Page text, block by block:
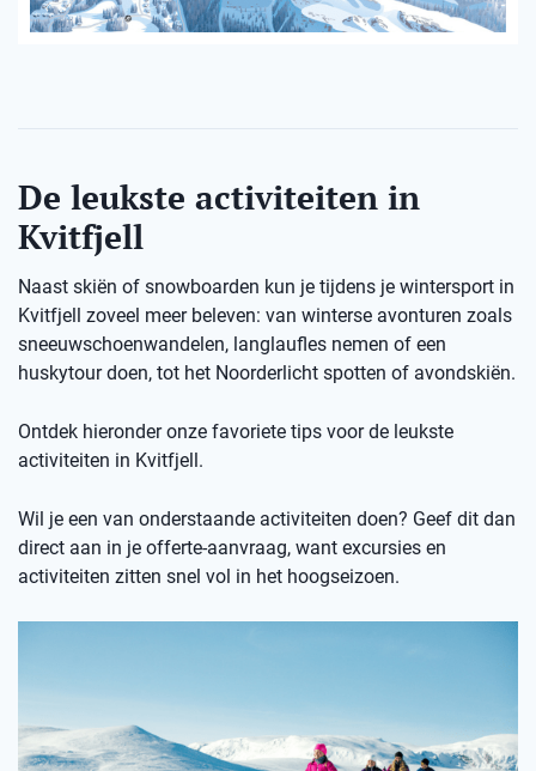
De leukste activiteiten in
Kvitfjell
Naast skiën of snowboarden kun je tijdens je wintersport in
Kvitfjell zoveel meer beleven: van winterse avonturen zoals
sneeuwschoenwandelen, langlaufles nemen of een
huskytour doen, tot het Noorderlicht spotten of avondskiën.
Ontdek hieronder onze favoriete tips voor de leukste
activiteiten in Kvitfjell.
Wil je een van onderstaande activiteiten doen? Geef dit dan
direct aan in je offerte-aanvraag, want excursies en
activiteiten zitten snel vol in het hoogseizoen.